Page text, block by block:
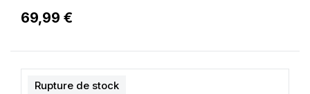
69,99 €
Rupture de stock